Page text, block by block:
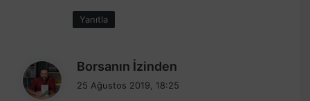
Yanıtla
Borsanın İzinden
25 Ağustos 2019, 18:25